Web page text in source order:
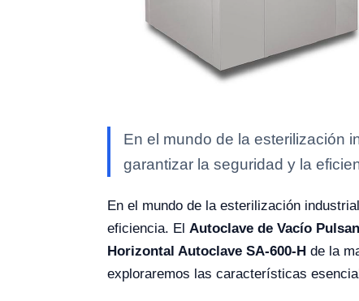
En el mundo de la esterilización
garantizar la seguridad y la
En el mundo de la esterilización
eficiencia. El Autoclave de Vacío
Horizontal Autoclave SA-600-H de la
exploraremos las características